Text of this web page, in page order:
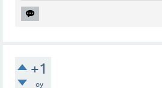
+1
oy